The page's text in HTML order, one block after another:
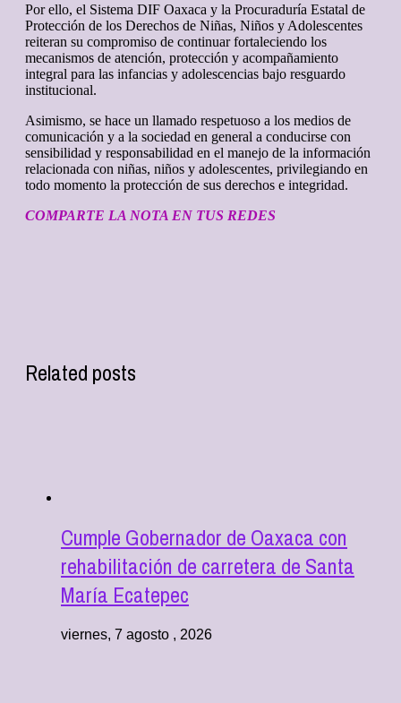
Por ello, el Sistema DIF Oaxaca y la Procuraduría Estatal de
Protección de los Derechos de Niñas, Niños y Adolescentes
reiteran su compromiso de continuar fortaleciendo los
mecanismos de atención, protección y acompañamiento
integral para las infancias y adolescencias bajo resguardo
institucional.
Asimismo, se hace un llamado respetuoso a los medios de
comunicación y a la sociedad en general a conducirse con
sensibilidad y responsabilidad en el manejo de la información
relacionada con niñas, niños y adolescentes, privilegiando en
todo momento la protección de sus derechos e integridad.
COMPARTE LA NOTA EN TUS REDES
Related posts
Cumple Gobernador de Oaxaca con
rehabilitación de carretera de Santa
María Ecatepec
viernes, 7 agosto , 2026